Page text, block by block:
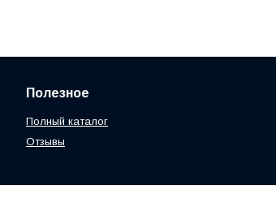
Полезное
Полный каталог
Отзывы